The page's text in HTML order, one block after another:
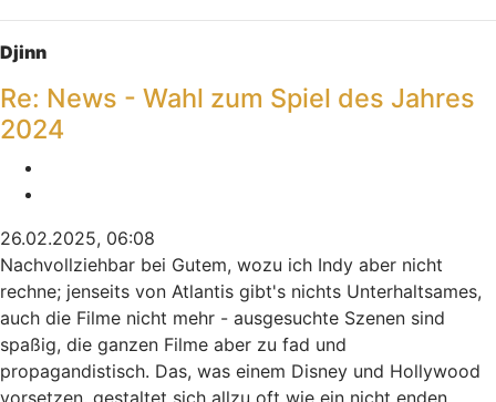
Nach oben
Djinn
Re: News - Wahl zum Spiel des Jahres
2024
26.02.2025, 06:08
Nachvollziehbar bei Gutem, wozu ich Indy aber nicht
rechne; jenseits von Atlantis gibt's nichts Unterhaltsames,
auch die Filme nicht mehr - ausgesuchte Szenen sind
spaßig, die ganzen Filme aber zu fad und
propagandistisch. Das, was einem Disney und Hollywood